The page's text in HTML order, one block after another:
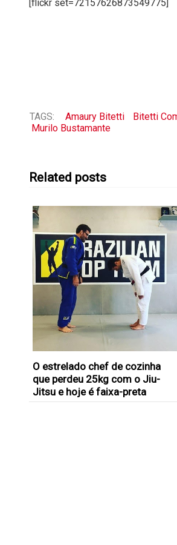
[flickr set=72157626873549775]
TAGS: Amaury Bitetti Bitetti
Murilo Bustamante
Related posts
O estrelado chef de cozinha
que perdeu 25kg com o Jiu-
Jitsu e hoje é faixa-preta